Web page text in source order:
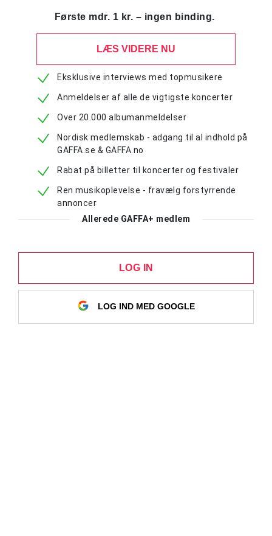
Første mdr. 1 kr. – ingen binding.
LÆS VIDERE NU
Eksklusive interviews med topmusikere
Anmeldelser af alle de vigtigste koncerter
Over 20.000 albumanmeldelser
Nordisk medlemskab - adgang til al indhold på
GAFFA.se & GAFFA.no
Rabat på billetter til koncerter og festivaler
Ren musikoplevelse - fravælg forstyrrende
annoncer
Allerede GAFFA+ medlem
LOG IN
LOG IND MED GOOGLE